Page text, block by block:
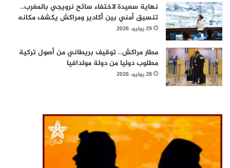
نهاية سعيدة لاختفاء سائح نرويجي بالمغرب..
تنسيق أمني بين أكادير ومراكش يكشف مكانه
29 يوليو، 2026
مطار مراكش.. توقيف بريطاني من أصول تركية
مطلوب دوليا من دولة مولدافيا
28 يوليو، 2026